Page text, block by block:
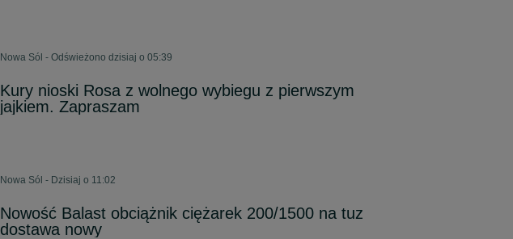
Nowa Sól - Odświeżono dzisiaj o 05:39
Kury nioski Rosa z wolnego wybiegu z pierwszym
jajkiem. Zapraszam
Nowa Sól - Dzisiaj o 11:02
Nowość Balast obciążnik ciężarek 200/1500 na tuz
dostawa nowy